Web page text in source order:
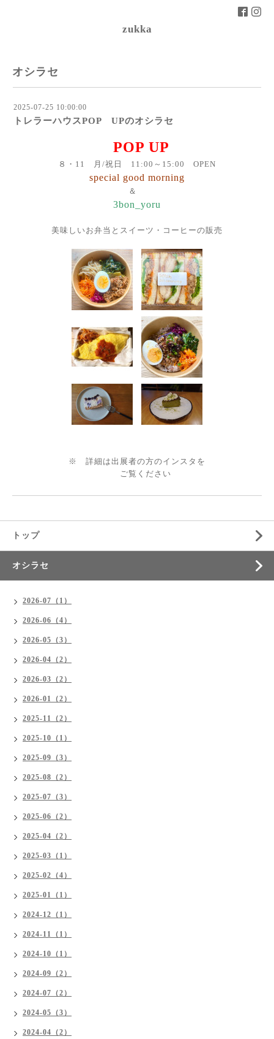
zukka
オシラセ
2025-07-25 10:00:00
トレラーハウスPOP UPのオシラセ
POP UP
８・11 月/祝日 11:00～15:00 OPEN
special good morning
＆
3bon_yoru
美味しいお弁当とスイーツ・コーヒーの販売
※ 詳細は出展者の方のインスタを
ご覧ください
トップ
オシラセ
2026-07（1）
2026-06（4）
2026-05（3）
2026-04（2）
2026-03（2）
2026-01（2）
2025-11（2）
2025-10（1）
2025-09（3）
2025-08（2）
2025-07（3）
2025-06（2）
2025-04（2）
2025-03（1）
2025-02（4）
2025-01（1）
2024-12（1）
2024-11（1）
2024-10（1）
2024-09（2）
2024-07（2）
2024-05（3）
2024-04（2）